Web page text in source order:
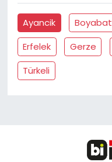
Ayancik Boyabat
Erfelek
Gerze
Türkeli